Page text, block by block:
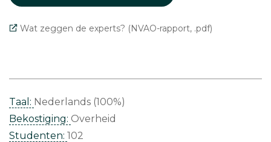
Wat zeggen de experts? (NVAO-rapport, .pdf)
Taal: Nederlands (100%)
Bekostiging: Overheid
Studenten: 102